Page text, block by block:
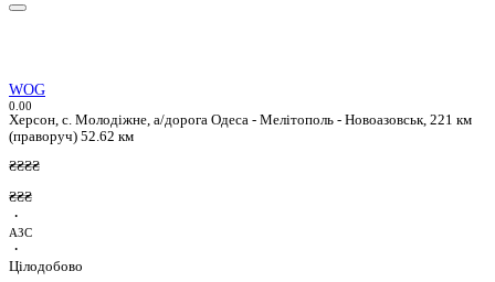
WOG
0.00
Херсон, с. Молодіжне, а/дорога Одеса - Мелітополь - Новоазовськ, 221 км
(праворуч) 52.62 км
₴₴₴₴
₴₴₴
·
АЗС
·
Цілодобово